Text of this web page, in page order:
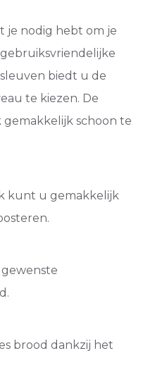
je nodig hebt om je
biedt u de
te kiezen. De
schoon te
kunt u gemakkelijk
brood dankzij het